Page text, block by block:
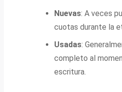
Nuevas: A veces
cuotas durante la
Usadas:
completo al
escritura.